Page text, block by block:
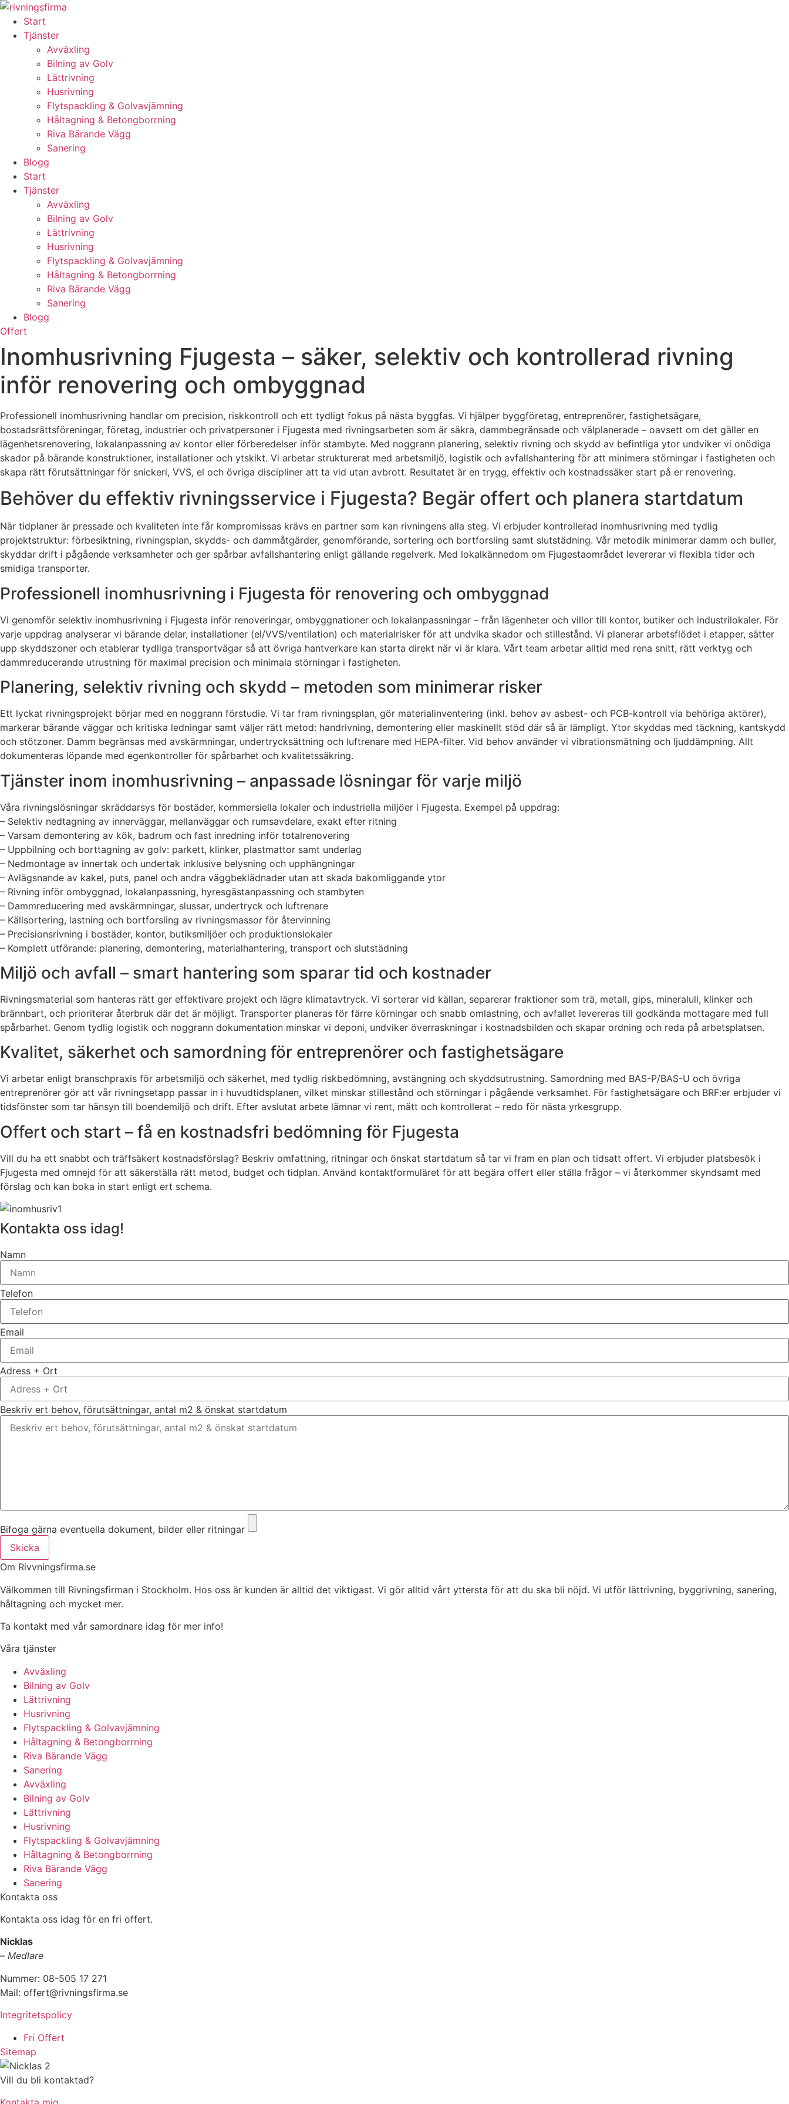
Skip
content
Start
Tjänster
Avväxling
Bilning av Golv
Lättrivning
Husrivning
Flytspackling & Golvavjämning
Håltagning & Betongborrning
Riva Bärande Vägg
Sanering
Blogg
Start
Tjänster
Avväxling
Bilning av Golv
Lättrivning
Husrivning
Flytspackling & Golvavjämning
Håltagning & Betongborrning
Riva Bärande Vägg
Sanering
Blogg
Offert
Inomhusrivning Fjugesta – säker, selektiv och kontrollerad rivning
inför renovering och ombyggnad
Professionell inomhusrivning handlar om precision, riskkontroll och ett tydligt fokus på nästa byggfas. Vi hjälper byggföretag, entreprenörer, fastighetsägare,
bostadsrättsföreningar, företag, industrier och privatpersoner i Fjugesta med rivningsarbeten som är säkra, dammbegränsade och välplanerade – oavsett om det gäller en
lägenhetsrenovering, lokalanpassning av kontor eller förberedelser inför stambyte. Med noggrann planering, selektiv rivning och skydd av befintliga ytor undviker vi onödiga
skador på bärande konstruktioner, installationer och ytskikt. Vi arbetar strukturerat med arbetsmiljö, logistik och avfallshantering för att minimera störningar i fastigheten och
skapa rätt förutsättningar för snickeri, VVS, el och övriga discipliner att ta vid utan avbrott. Resultatet är en trygg, effektiv och kostnadssäker start på er renovering.
Behöver du effektiv rivningsservice i Fjugesta? Begär offert och planera startdatum
När tidplaner är pressade och kvaliteten inte får kompromissas krävs en partner som kan rivningens alla steg. Vi erbjuder kontrollerad inomhusrivning med tydlig
projektstruktur: förbesiktning, rivningsplan, skydds- och dammåtgärder, genomförande, sortering och bortforsling samt slutstädning. Vår metodik minimerar damm och buller,
skyddar drift i pågående verksamheter och ger spårbar avfallshantering enligt gällande regelverk. Med lokalkännedom om Fjugestaområdet levererar vi flexibla tider och
smidiga transporter.
Professionell inomhusrivning i Fjugesta för renovering och ombyggnad
Vi genomför selektiv inomhusrivning i Fjugesta inför renoveringar, ombyggnationer och lokalanpassningar – från lägenheter och villor till kontor, butiker och industrilokaler. För
varje uppdrag analyserar vi bärande delar, installationer (el/VVS/ventilation) och materialrisker för att undvika skador och stillestånd. Vi planerar arbetsflödet i etapper, sätter
upp skyddszoner och etablerar tydliga transportvägar så att övriga hantverkare kan starta direkt när vi är klara. Vårt team arbetar alltid med rena snitt, rätt verktyg och
dammreducerande utrustning för maximal precision och minimala störningar i fastigheten.
Planering, selektiv rivning och skydd – metoden som minimerar risker
Ett lyckat rivningsprojekt börjar med en noggrann förstudie. Vi tar fram rivningsplan, gör materialinventering (inkl. behov av asbest- och PCB-kontroll via behöriga aktörer),
markerar bärande väggar och kritiska ledningar samt väljer rätt metod: handrivning, demontering eller maskinellt stöd där så är lämpligt. Ytor skyddas med täckning, kantskydd
och stötzoner. Damm begränsas med avskärmningar, undertrycksättning och luftrenare med HEPA-filter. Vid behov använder vi vibrationsmätning och ljuddämpning. Allt
dokumenteras löpande med egenkontroller för spårbarhet och kvalitetssäkring.
Tjänster inom inomhusrivning – anpassade lösningar för varje miljö
Våra rivningslösningar skräddarsys för bostäder, kommersiella lokaler och industriella miljöer i Fjugesta. Exempel på uppdrag:
– Selektiv nedtagning av innerväggar, mellanväggar och rumsavdelare, exakt efter ritning
– Varsam demontering av kök, badrum och fast inredning inför totalrenovering
– Uppbilning och borttagning av golv: parkett, klinker, plastmattor samt underlag
– Nedmontage av innertak och undertak inklusive belysning och upphängningar
– Avlägsnande av kakel, puts, panel och andra väggbeklädnader utan att skada bakomliggande ytor
– Rivning inför ombyggnad, lokalanpassning, hyresgästanpassning och stambyten
– Dammreducering med avskärmningar, slussar, undertryck och luftrenare
– Källsortering, lastning och bortforsling av rivningsmassor för återvinning
– Precisionsrivning i bostäder, kontor, butiksmiljöer och produktionslokaler
– Komplett utförande: planering, demontering, materialhantering, transport och slutstädning
Miljö och avfall – smart hantering som sparar tid och kostnader
Rivningsmaterial som hanteras rätt ger effektivare projekt och lägre klimatavtryck. Vi sorterar vid källan, separerar fraktioner som trä, metall, gips, mineralull, klinker och
brännbart, och prioriterar återbruk där det är möjligt. Transporter planeras för färre körningar och snabb omlastning, och avfallet levereras till godkända mottagare med full
spårbarhet. Genom tydlig logistik och noggrann dokumentation minskar vi deponi, undviker överraskningar i kostnadsbilden och skapar ordning och reda på arbetsplatsen.
Kvalitet, säkerhet och samordning för entreprenörer och fastighetsägare
Vi arbetar enligt branschpraxis för arbetsmiljö och säkerhet, med tydlig riskbedömning, avstängning och skyddsutrustning. Samordning med BAS-P/BAS-U och övriga
entreprenörer gör att vår rivningsetapp passar in i huvudtidsplanen, vilket minskar stillestånd och störningar i pågående verksamhet. För fastighetsägare och BRF:er erbjuder vi
tidsfönster som tar hänsyn till boendemiljö och drift. Efter avslutat arbete lämnar vi rent, mätt och kontrollerat – redo för nästa yrkesgrupp.
Offert och start – få en kostnadsfri bedömning för Fjugesta
Vill du ha ett snabbt och träffsäkert kostnadsförslag? Beskriv omfattning, ritningar och önskat startdatum så tar vi fram en plan och tidsatt offert. Vi erbjuder platsbesök i
Fjugesta med omnejd för att säkerställa rätt metod, budget och tidplan. Använd kontaktformuläret för att begära offert eller ställa frågor – vi återkommer skyndsamt med
förslag och kan boka in start enligt ert schema.
Kontakta oss idag!
Namn
Telefon
Email
Adress + Ort
Beskriv ert behov, förutsättningar, antal m2 & önskat startdatum
Bifoga gärna eventuella dokument, bilder eller ritningar
Skicka
Om Rivvningsfirma.se
Välkommen till Rivningsfirman i Stockholm. Hos oss är kunden är alltid det viktigast. Vi gör alltid vårt yttersta för att du ska bli nöjd. Vi utför lättrivning, byggrivning, sanering,
håltagning och mycket mer.
Ta kontakt med vår samordnare idag för mer info!
Våra tjänster
Avväxling
Bilning av Golv
Lättrivning
Husrivning
Flytspackling & Golvavjämning
Håltagning & Betongborrning
Riva Bärande Vägg
Sanering
Avväxling
Bilning av Golv
Lättrivning
Husrivning
Flytspackling & Golvavjämning
Håltagning & Betongborrning
Riva Bärande Vägg
Sanering
Kontakta oss
Kontakta oss idag för en fri offert.
Nicklas
– Medlare
Nummer: 08-505 17 271
Mail: offert@rivningsfirma.se
Integritetspolicy
Fri Offert
Sitemap
Vill du bli kontaktad?